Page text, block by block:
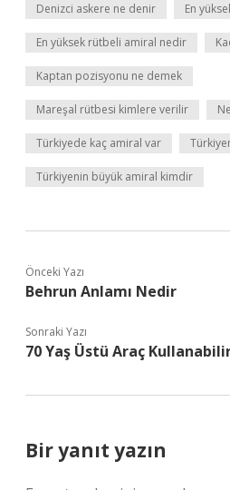
Denizci askere ne denir En
En yüksek rütbeli amiral nedir
Kaptan pozisyonu ne demek
Mareşal rütbesi kimlere verilir
Türkiyede kaç amiral var
Türkiyenin büyük amiral kimdir
Önceki Yazı
Behrun Anlamı Nedir
Sonraki Yazı
70 Yaş Üstü Araç
Bir yanıt yazın